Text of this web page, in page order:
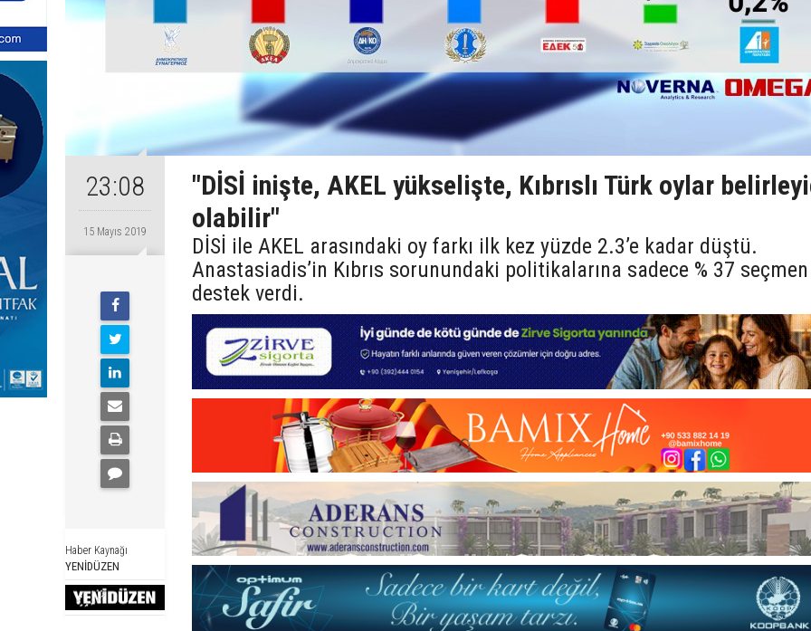
23:08
15 Mayıs 2019
Haber Kaynağı
YENİDÜZEN
"DİSİ inişte, AKEL yükselişte, Kıbrıslı Türk oylar
olabilir"
DİSİ ile AKEL arasındaki oy farkı ilk kez yüzde 2.3’e kadar düştü.
Anastasiadis’in Kıbrıs sorunundaki politikalarına sadece % 37 seçmen
destek verdi.